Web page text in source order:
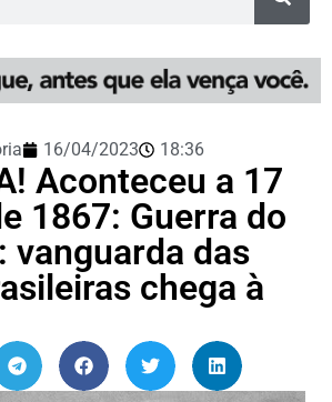
16/04/2023 18:36
Aconteceu a 17
1867: Guerra do
vanguarda das
chega à